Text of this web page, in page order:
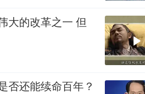
大的改革之一 但
否还能续命百年？